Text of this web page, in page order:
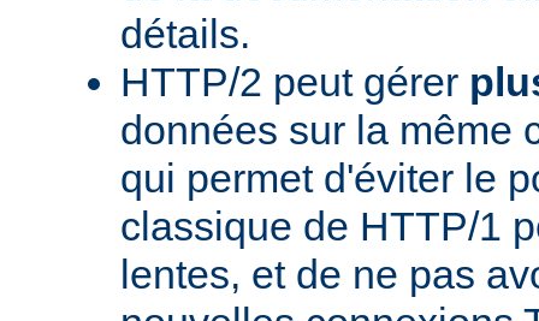
détails.
HTTP/2 peut gérer
données sur la même
qui permet d'éviter le
classique de HTTP/1
lentes, et de ne pas